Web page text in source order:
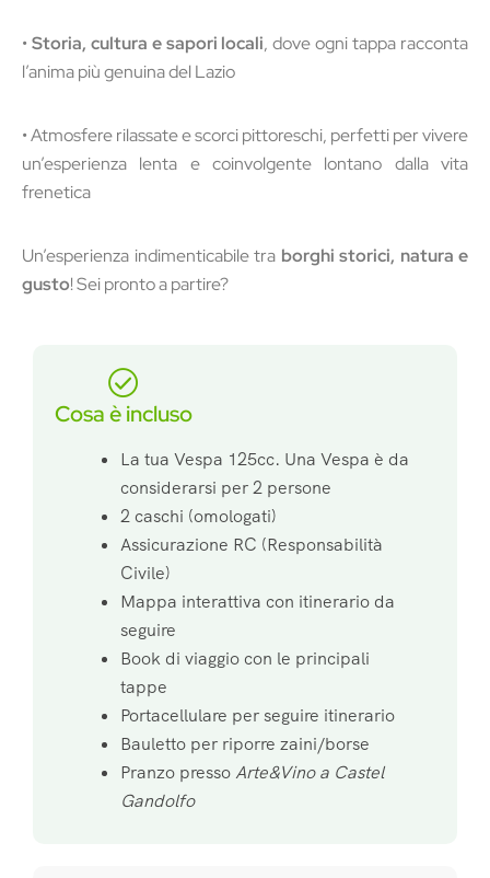
• Storia, cultura e sapori locali, dove ogni tappa racconta
l’anima più genuina del Lazio
• Atmosfere rilassate e scorci pittoreschi, perfetti per vivere
un’esperienza lenta e coinvolgente lontano dalla vita
frenetica
Un’esperienza indimenticabile tra borghi storici, natura e
gusto! Sei pronto a partire?
Cosa è incluso
La tua Vespa 125cc. Una Vespa è da
considerarsi per 2 persone
2 caschi (omologati)
Assicurazione RC (Responsabilità
Civile)
Mappa interattiva con itinerario da
seguire
Book di viaggio con le principali
tappe
Portacellulare per seguire itinerario
Bauletto per riporre zaini/borse
Pranzo pressoArte&Vino a Castel
Gandolfo